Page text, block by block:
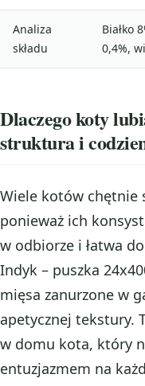
Analiza
składu
Białko
0,4%,
Dlaczego koty
struktura i
Wiele kotów chętnie
ponieważ ich
w odbiorze i łatwa
Indyk – puszka
mięsa zanurzone w
apetycznej tekstury.
w domu kota, który
entuzjazmem na